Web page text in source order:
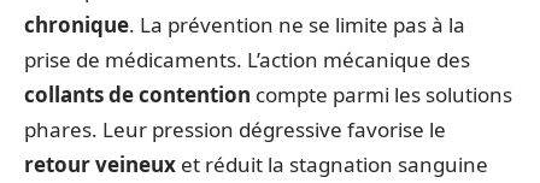
chronique. La prévention ne se limite pas à la
prise de médicaments. L’action mécanique des
collants de contention compte parmi les solutions
phares. Leur pression dégressive favorise le
retour veineux et réduit la stagnation sanguine